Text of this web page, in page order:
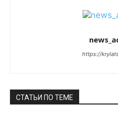
https://
СТАТЬИ ПО ТЕМЕ